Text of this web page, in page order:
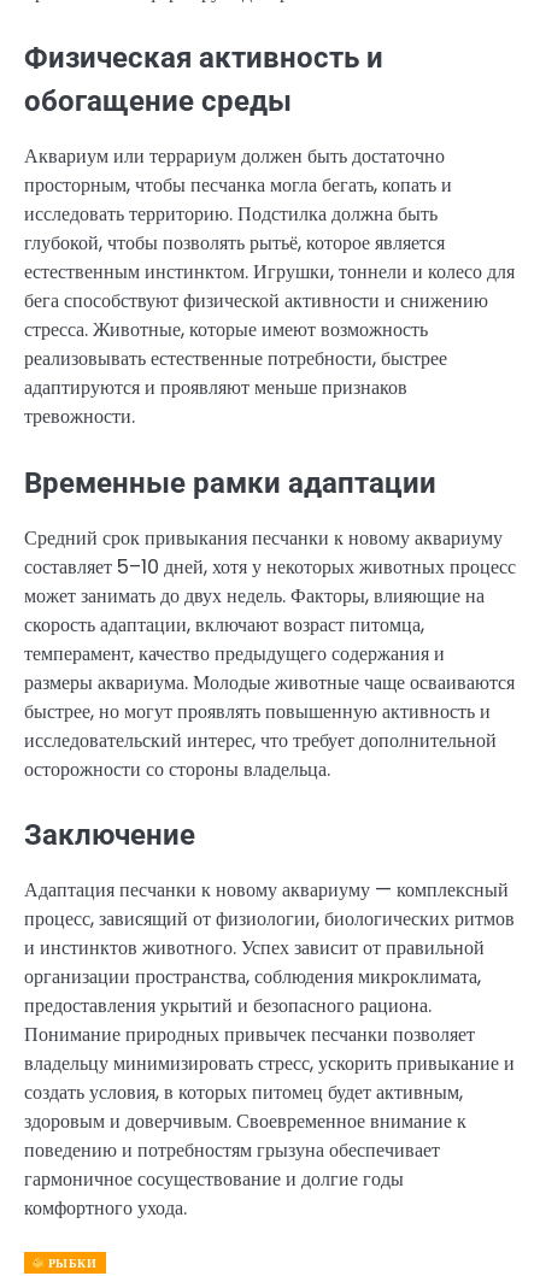
Физическая активность и
обогащение среды
Аквариум или террариум должен быть достаточно
просторным, чтобы песчанка могла бегать, копать и
исследовать территорию. Подстилка должна быть
глубокой, чтобы позволять рытьё, которое является
естественным инстинктом. Игрушки, тоннели и колесо для
бега способствуют физической активности и снижению
стресса. Животные, которые имеют возможность
реализовывать естественные потребности, быстрее
адаптируются и проявляют меньше признаков
тревожности.
Временные рамки адаптации
Средний срок привыкания песчанки к новому аквариуму
составляет 5–10 дней, хотя у некоторых животных процесс
может занимать до двух недель. Факторы, влияющие на
скорость адаптации, включают возраст питомца,
темперамент, качество предыдущего содержания и
размеры аквариума. Молодые животные чаще осваиваются
быстрее, но могут проявлять повышенную активность и
исследовательский интерес, что требует дополнительной
осторожности со стороны владельца.
Заключение
Адаптация песчанки к новому аквариуму — комплексный
процесс, зависящий от физиологии, биологических ритмов
и инстинктов животного. Успех зависит от правильной
организации пространства, соблюдения микроклимата,
предоставления укрытий и безопасного рациона.
Понимание природных привычек песчанки позволяет
владельцу минимизировать стресс, ускорить привыкание и
создать условия, в которых питомец будет активным,
здоровым и доверчивым. Своевременное внимание к
поведению и потребностям грызуна обеспечивает
гармоничное сосуществование и долгие годы
комфортного ухода.
РЫБКИ